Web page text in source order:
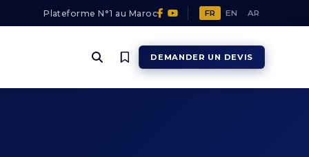
Plateforme N°1 au Maroc FR EN AR
DEMANDER UN DEVIS